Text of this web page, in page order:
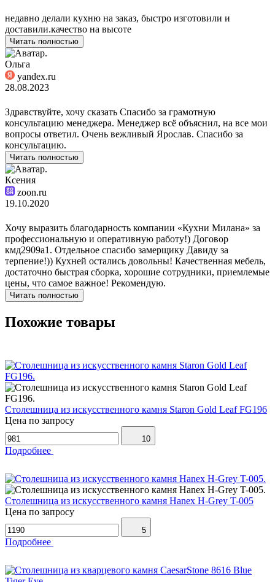
недавно делали кухню на заказ, быстро изготовили и
доставили.качество на высоте
Читать полностью
Ольга
yandex.ru
28.08.2023
Здравствуйте, хочу сказать Спасибо за грамотную
консультацию менеджера. Менеджер всё объяснил, на все мои
вопросы ответил. Очень вежливый Ярослав. Спасибо за
консультацию.
Читать полностью
Ксения
zoon.ru
19.10.2020
Хочу выразить благодарность компании «Кухни Милана» за
профессиональную и оперативную работу!) Договор
кмд2909а1. Отдельное спасибо замерщику Давиду за
терпение!)) Кухней остались довольны! Качественная мебель,
достаточно быстрая сборка, хорошие сотрудники, приемлемые
цены, что самое важное! Рекомендую.
Читать полностью
Похожие товары
Столешница из искусственного камня Staron Gold Leaf FG196
Цена по запросу
10
Подробнее
Столешница из искусственного камня Hanex H-Grey T-005
Цена по запросу
5
Подробнее